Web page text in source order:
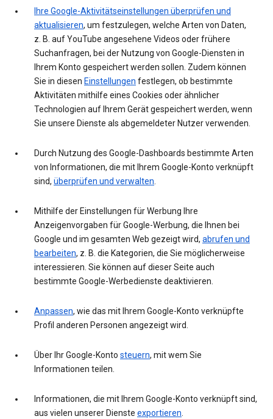
Ihre Google-Aktivitätseinstellungen überprüfen und
aktualisieren, um festzulegen, welche Arten von Daten,
z. B. auf YouTube angesehene Videos oder frühere
Suchanfragen, bei der Nutzung von Google-Diensten in
Ihrem Konto gespeichert werden sollen. Zudem können
Sie in diesen Einstellungen festlegen, ob bestimmte
Aktivitäten mithilfe eines Cookies oder ähnlicher
Technologien auf Ihrem Gerät gespeichert werden, wenn
Sie unsere Dienste als abgemeldeter Nutzer verwenden.
Durch Nutzung des Google-Dashboards bestimmte Arten
von Informationen, die mit Ihrem Google-Konto verknüpft
sind, überprüfen und verwalten.
Mithilfe der Einstellungen für Werbung Ihre
Anzeigenvorgaben für Google-Werbung, die Ihnen bei
Google und im gesamten Web gezeigt wird, abrufen und
bearbeiten, z. B. die Kategorien, die Sie möglicherweise
interessieren. Sie können auf dieser Seite auch
bestimmte Google-Werbedienste deaktivieren.
Anpassen, wie das mit Ihrem Google-Konto verknüpfte
Profil anderen Personen angezeigt wird.
Über Ihr Google-Konto steuern, mit wem Sie
Informationen teilen.
Informationen, die mit Ihrem Google-Konto verknüpft sind,
aus vielen unserer Dienste exportieren.